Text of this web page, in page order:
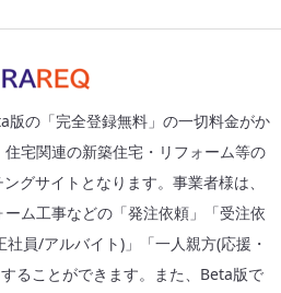
版の「完全登録無料」の一切料金がか
宅関連の新築住宅・リフォーム等の
グサイトとなります。事業者様は、
ム工事などの「発注依頼」「受注依
員/アルバイト)」「一人親方(応援・
ることができます。また、Beta版で